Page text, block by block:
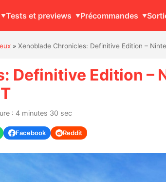
Tests et previews Précommandes
» Xenoblade Chronicles: Definitive Edition –
Definitive Edition –
: 4 minutes 30 sec
Facebook Reddit